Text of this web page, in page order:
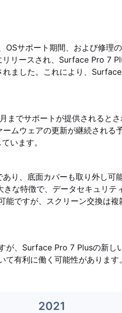
OSサポート期間、および修理
リースされ、Surface Pro 7
ました。これにより、
までサポートが提供されると
ムウェアの更新が継続される
います。
り、底面カバーも取り外し可
な特徴で、データセキュリテ
能ですが、スクリーン交換は
が、Surface Pro 7 Plusの新し
有利に働く可能性があります。
2021